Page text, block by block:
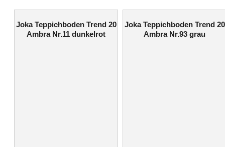
Joka Teppichboden Trend 20
Ambra Nr.11 dunkelrot
Joka Teppichboden Trend 20
Ambra Nr.93 grau